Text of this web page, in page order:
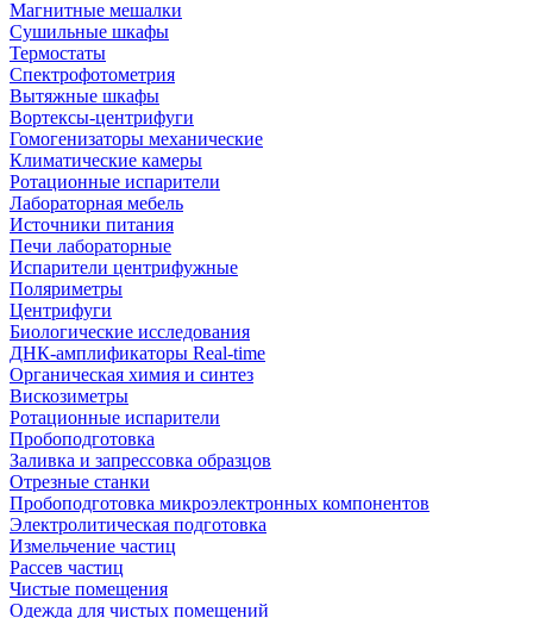
Магнитные мешалки
Сушильные шкафы
Термостаты
Спектрофотометрия
Вытяжные шкафы
Вортексы-центрифуги
Гомогенизаторы механические
Климатические камеры
Ротационные испарители
Лабораторная мебель
Источники питания
Печи лабораторные
Испарители центрифужные
Поляриметры
Центрифуги
Биологические исследования
ДНК-амплификаторы Real-time
Органическая химия и синтез
Вискозиметры
Ротационные испарители
Пробоподготовка
Заливка и запрессовка образцов
Отрезные станки
Пробоподготовка микроэлектронных компонентов
Электролитическая подготовка
Измельчение частиц
Рассев частиц
Чистые помещения
Одежда для чистых помещений